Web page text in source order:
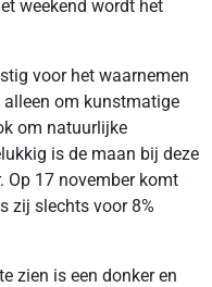
weekend wordt het
voor het waarnemen
om kunstmatige
om natuurlijke
is de maan bij deze
Op 17 november komt
zij slechts voor 8%
zien is een donker en